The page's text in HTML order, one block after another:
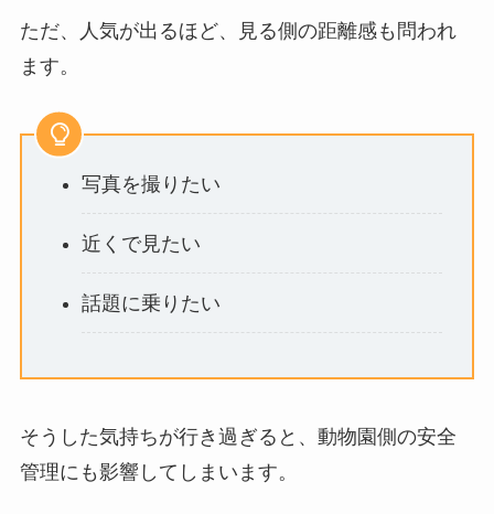
ただ、人気が出るほど、見る側の距離感も問われ
ます。
写真を撮りたい
近くで見たい
話題に乗りたい
そうした気持ちが行き過ぎると、動物園側の安全
管理にも影響してしまいます。